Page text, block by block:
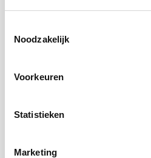
Noodzakelijk
Voorkeuren
Statistieken
Marketing
Opmerking